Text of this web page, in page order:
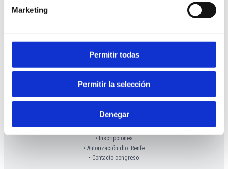
Marketing
Permitir todas
Permitir la selección
Denegar
INFORMACIÓN
• Presentación
• Objetivos
Organigrama
• Agenda del congreso
• Premios
• Inscripciones
• Autorización dto. Renfe
• Contacto congreso